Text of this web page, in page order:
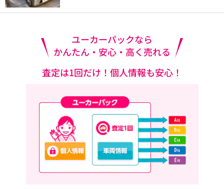
ユーカーパックなら
かんたん・安心・高く売れる
査定は1回だけ！個人情報も安心！